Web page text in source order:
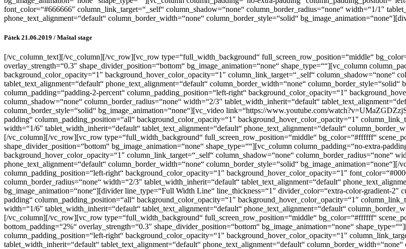
font_color=“#666666″ column_link_target=“_self“ column_shadow=“none“ column_border_radius=“none“ width=“1/1″
phone_text_alignment=“default“ column_border_width=“none“ column_border_style=“solid“
Pátek 21.06.2019 / Maštal stage
[/vc_column_text][/vc_column][/vc_row][vc_row type=“full_width_background“ full_screen_row_position=“middle“
overlay_strength=“0.3″ shape_divider_position=“bottom“ bg_image_animation=“none“ shape_type=““][vc_column
background_color_opacity=“1″ background_hover_color_opacity=“1″ column_link_target=“_self“ column_shadow=“none“
tablet_text_alignment=“default“ phone_text_alignment=“default“ column_border_width=“none“
column_padding=“padding-2-percent“ column_padding_position=“left-right“ background_color_opacity=“1″
column_shadow=“none“ column_border_radius=“none“ width=“2/3″ tablet_width_inherit=“default“
column_border_style=“solid“ bg_image_animation=“none“][vc_video link=“https://www.youtube.com/
padding“ column_padding_position=“all“ background_color_opacity=“1″ background_hover_color_opacity=“1″
width=“1/6″ tablet_width_inherit=“default“ tablet_text_alignment=“default“ phone_text_alignment=“default“
[/vc_column][/vc_row][vc_row type=“full_width_background“ full_screen_row_position=“middle“ bg_color=“#ffffff“
shape_divider_position=“bottom“ bg_image_animation=“none“ shape_type=““][vc_column column_padding=“no-extra-
background_hover_color_opacity=“1″ column_link_target=“_self“ column_shadow=“none“ column_border_radius=“none“
phone_text_alignment=“default“ column_border_width=“none“ column_border_style=“solid“
column_padding_position=“left-right“ background_color_opacity=“1″ background_hover_color_opacity=“1″
column_border_radius=“none“ width=“2/3″ tablet_width_inherit=“default“ tablet_text_alignment=“default“
bg_image_animation=“none“][divider line_type=“Full Width Line“ line_thickness=“1″ divider_color=“extra-color-gradient-
padding“ column_padding_position=“all“ background_color_opacity=“1″ background_hover_color_opacity=“1″
width=“1/6″ tablet_width_inherit=“default“ tablet_text_alignment=“default“ phone_text_alignment=“default“
[/vc_column][/vc_row][vc_row type=“full_width_background“ full_screen_row_position=“middle“ bg_color=“#ffffff“
bottom_padding=“2%“ overlay_strength=“0.3″ shape_divider_position=“bottom“ bg_image_animation=“none“
column_padding_position=“left-right“ background_color_opacity=“1″ background_hover_color_opacity=“1″
tablet_width_inherit=“default“ tablet_text_alignment=“default“ phone_text_alignment=“default“